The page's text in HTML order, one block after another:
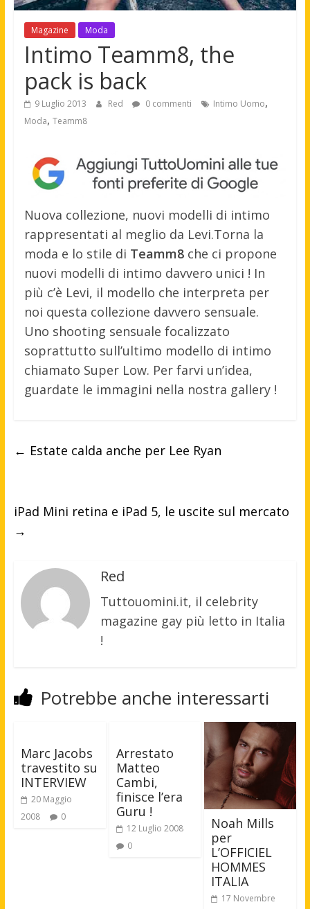
Magazine Moda
Intimo Teamm8, the
pack is back
9 Luglio 2013 Red 0 commenti Intimo Uomo,
Moda, Teamm8
Nuova collezione, nuovi modelli di intimo
rappresentati al meglio da Levi.Torna la
moda e lo stile di Teamm8che ci propone
nuovi modelli di intimo davvero unici ! In
più c’è Levi, il modello che interpreta per
noi questa collezione davvero sensuale.
Uno shooting sensuale focalizzato
soprattutto sull’ultimo modello di intimo
chiamato Super Low. Per farvi un’idea,
guardate le immagini nella nostra gallery !
← Estate calda anche per Lee Ryan
iPad Mini retina e iPad 5, le uscite sul mercato
→
Red
Tuttouomini.it, il celebrity
magazine gay più letto in Italia
!
Potrebbe anche interessarti
Marc Jacobs
travestito su
INTERVIEW
20 Maggio
2008
0
Arrestato
Matteo
Cambi,
finisce l’era
Guru !
12 Luglio 2008
0
Noah Mills
per
L’OFFICIEL
HOMMES
ITALIA
17 Novembre